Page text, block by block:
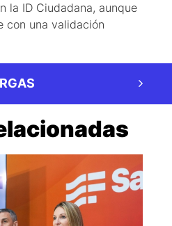
la ID Ciudadana, aunque
con una validación